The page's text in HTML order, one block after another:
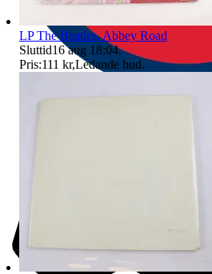
LP The Beatles, Abbey Road
Sluttid16 aug 18:04.
Pris:111 kr,Ledande bud.